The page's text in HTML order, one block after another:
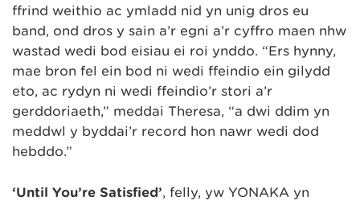
ffrind weithio ac ymladd nid yn unig dros eu
band, ond dros y sain a’r egni a’r cyffro maen nhw
wastad wedi bod eisiau ei roi ynddo. “Ers hynny,
mae bron fel ein bod ni wedi ffeindio ein gilydd
eto, ac rydyn ni wedi ffeindio’r stori a’r
gerddoriaeth,” meddai Theresa, “a dwi ddim yn
meddwl y byddai’r record hon nawr wedi dod
hebddo.”
‘Until You’re Satisfied’, felly, yw YONAKA yn